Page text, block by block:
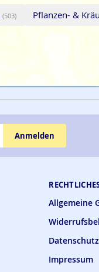
(503) Pflanzen- &
Allgemeine
Datenschutz
Impressum
Anmelden